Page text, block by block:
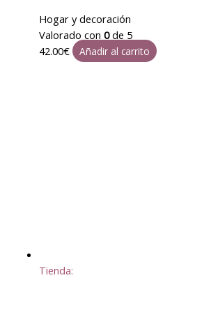
Hogar y decoración
Valorado con 0de 5
42.00€ Añadir al carrito
Tienda: